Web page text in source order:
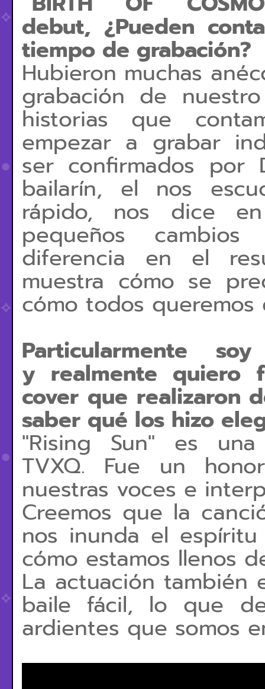
debut, ¿Pueden
tiempo de grabación?
Hubieron muchas
grabación de
historias que
empezar a grabar
ser confirmados por
bailarín, el nos
rápido, nos dice
pequeños
diferencia en el
muestra cómo se
cómo todos
Particularmente
y realmente quiero
cover que realizaron
saber qué los hizo
"Rising Sun" es
TVXQ. Fue un
nuestras voces e
Creemos que la
nos inunda el
cómo estamos llenos
La actuación también
baile fácil, lo que
ardientes que somos